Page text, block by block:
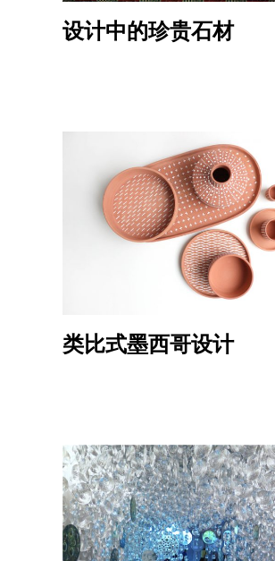
设计中的珍贵石材
类比式墨西哥设计